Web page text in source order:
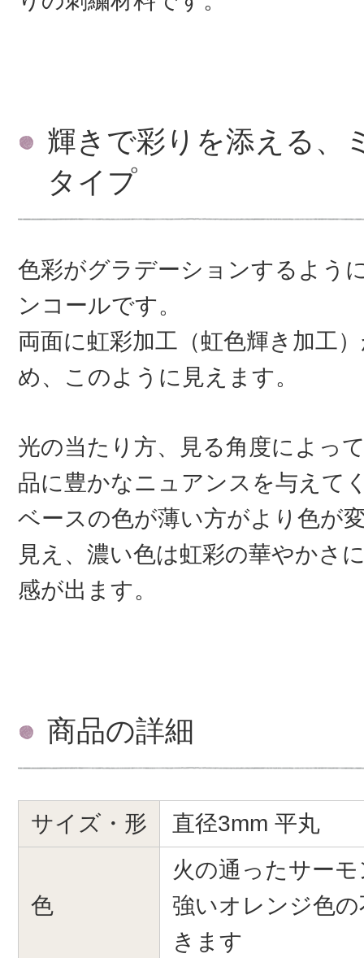
輝きで彩りを添える、
タイプ
色彩がグラデーションするよう
ンコールです。
両面に虹彩加工（虹色輝き加工
め、このように見えます。
光の当たり方、見る角度によっ
品に豊かなニュアンスを与えて
ベースの色が薄い方がより色が
見え、濃い色は虹彩の華やかさ
感が出ます。
商品の詳細
サイズ・形 直径3mm 平丸
色
火の通ったサー
強いオレンジ色
きます